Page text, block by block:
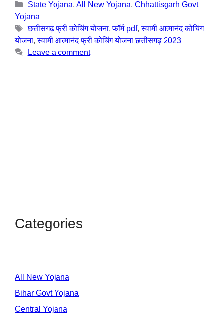
State Yojana, All New Yojana, Chhattisgarh Govt
Yojana
छत्तीसगढ़ फ्री कोचिंग योजना,फॉर्म pdf,स्वामी आत्मानंद कोचिंग
योजना,स्वामी आत्मानंद फ्री कोचिंग योजना छत्तीसगढ़ 2023
Leave a comment
Categories
All New Yojana
Bihar Govt Yojana
Central Yojana